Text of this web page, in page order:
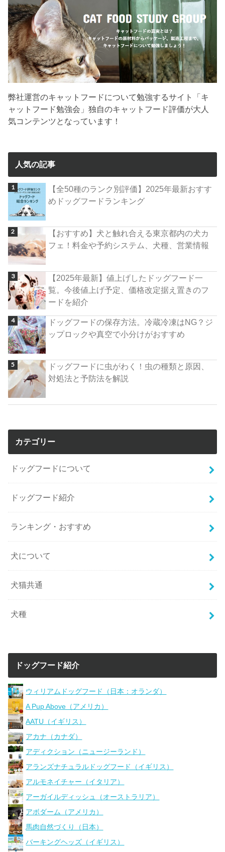
弊社運営のキャットフードについて勉強するサイト「キ
ャットフード勉強会」独自のキャットフード評価が大人
気コンテンツとなっています！
人気の記事
【全50種のランク別評価】2025年最新おすす
めドッグフードランキング
【おすすめ】犬と触れ合える東京都内の犬カ
フェ！料金や予約システム、犬種、営業情報
【2025年最新】値上げしたドッグフード一
覧。今後値上げ予定、価格改定据え置きのフ
ードを紹介
ドッグフードの保存方法。冷蔵冷凍はNG？ジ
ップロックや真空で小分けがおすすめ
ドッグフードに虫がわく！虫の種類と原因、
対処法と予防法を解説
カテゴリー
ドッグフードについて
ドッグフード紹介
ランキング・おすすめ
犬について
犬猫共通
犬種
ドッグフード紹介
ウィリアムドッグフード（日本：オランダ）
A Pup Above（アメリカ）
AATU（イギリス）
アカナ（カナダ）
アディクション（ニュージーランド）
アランズナチュラルドッグフード（イギリス）
アルモネイチャー（イタリア）
アーガイルディッシュ（オーストラリア）
アボダーム（アメリカ）
馬肉自然づくり（日本）
バーキングヘッズ（イギリス）